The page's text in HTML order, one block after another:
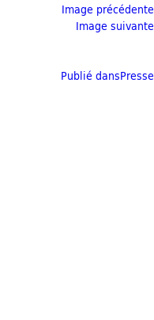
Image précédente
Image suivante
Publié dansPresse